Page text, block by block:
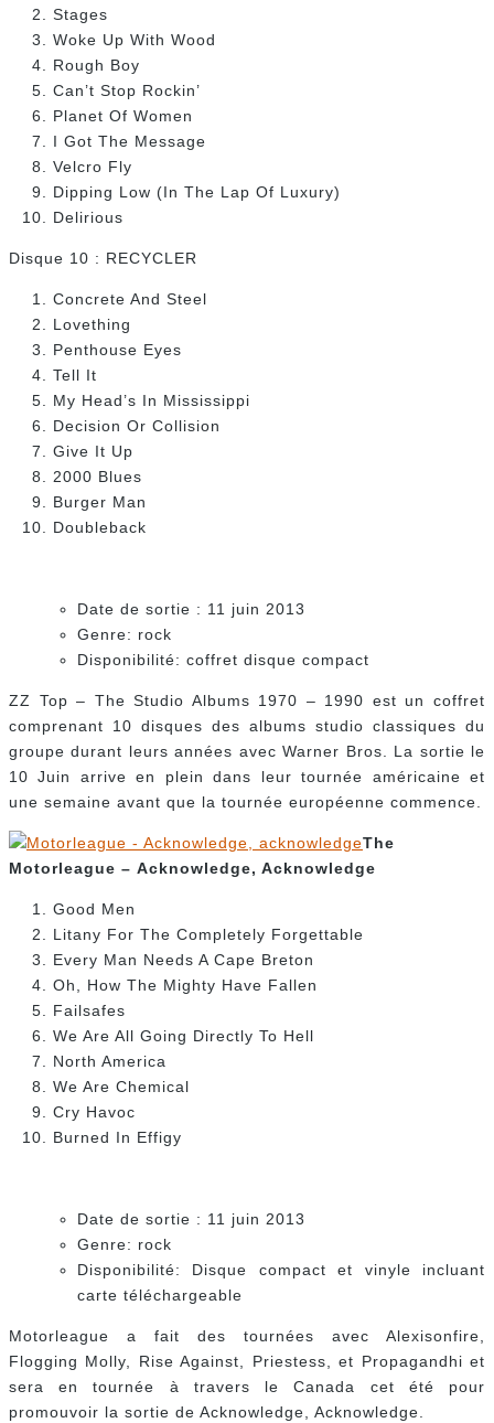
Stages
Woke Up With Wood
Rough Boy
Can’t Stop Rockin’
Planet Of Women
I Got The Message
Velcro Fly
Dipping Low (In The Lap Of Luxury)
Delirious
Disque 10 : RECYCLER
Concrete And Steel
Lovething
Penthouse Eyes
Tell It
My Head’s In Mississippi
Decision Or Collision
Give It Up
2000 Blues
Burger Man
Doubleback
Date de sortie : 11 juin 2013
Genre: rock
Disponibilité: coffret disque compact
ZZ Top – The Studio Albums 1970 – 1990 est un coffret
comprenant 10 disques des albums studio classiques du
groupe durant leurs années avec Warner Bros. La sortie le
10 Juin arrive en plein dans leur tournée américaine et
une semaine avant que la tournée européenne commence.
The
Motorleague – Acknowledge, Acknowledge
Good Men
Litany For The Completely Forgettable
Every Man Needs A Cape Breton
Oh, How The Mighty Have Fallen
Failsafes
We Are All Going Directly To Hell
North America
We Are Chemical
Cry Havoc
Burned In Effigy
Date de sortie : 11 juin 2013
Genre: rock
Disponibilité: Disque compact et vinyle incluant
carte téléchargeable
Motorleague a fait des tournées avec Alexisonfire,
Flogging Molly, Rise Against, Priestess, et Propagandhi et
sera en tournée à travers le Canada cet été pour
promouvoir la sortie de Acknowledge, Acknowledge.